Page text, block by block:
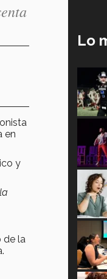
en
y
de la
Lo